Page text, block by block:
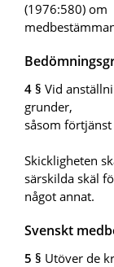
(1976:580) om
4 § Vid
grunder,
såsom
Skickligheten
särskilda skäl
något annat.
Svenskt
5 § Utöver de